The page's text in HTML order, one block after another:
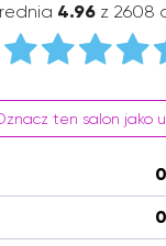
4.96 z 2608
ten salon jako